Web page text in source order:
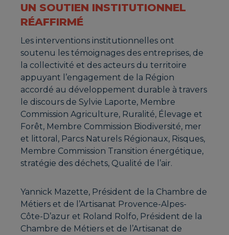
UN SOUTIEN INSTITUTIONNEL
RÉAFFIRMÉ
Les interventions institutionnelles ont
soutenu les témoignages des entreprises, de
la collectivité et des acteurs du territoire
appuyant l’engagement de la Région
accordé au développement durable à travers
le discours de Sylvie Laporte, Membre
Commission Agriculture, Ruralité, Élevage et
Forêt, Membre Commission Biodiversité, mer
et littoral, Parcs Naturels Régionaux, Risques,
Membre Commission Transition énergétique,
stratégie des déchets, Qualité de l’air.
Yannick Mazette, Président de la Chambre de
Métiers et de l’Artisanat Provence-Alpes-
Côte-D’azur et Roland Rolfo, Président de la
Chambre de Métiers et de l’Artisanat de